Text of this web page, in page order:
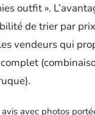
outfit ».
de trier par
vendeurs qui
avec photos